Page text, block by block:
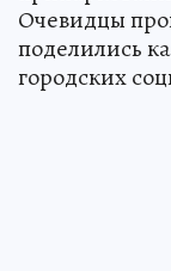
Очевидцы
поделились
городских